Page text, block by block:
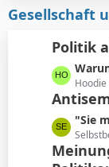
e
t
r
ä
g
e
t
e
B
e
i
t
r
ä
g
Gesellschaft
Politik
L
e
t
z
t
e
B
Warum es
Hoodie
L
e
t
"Sie